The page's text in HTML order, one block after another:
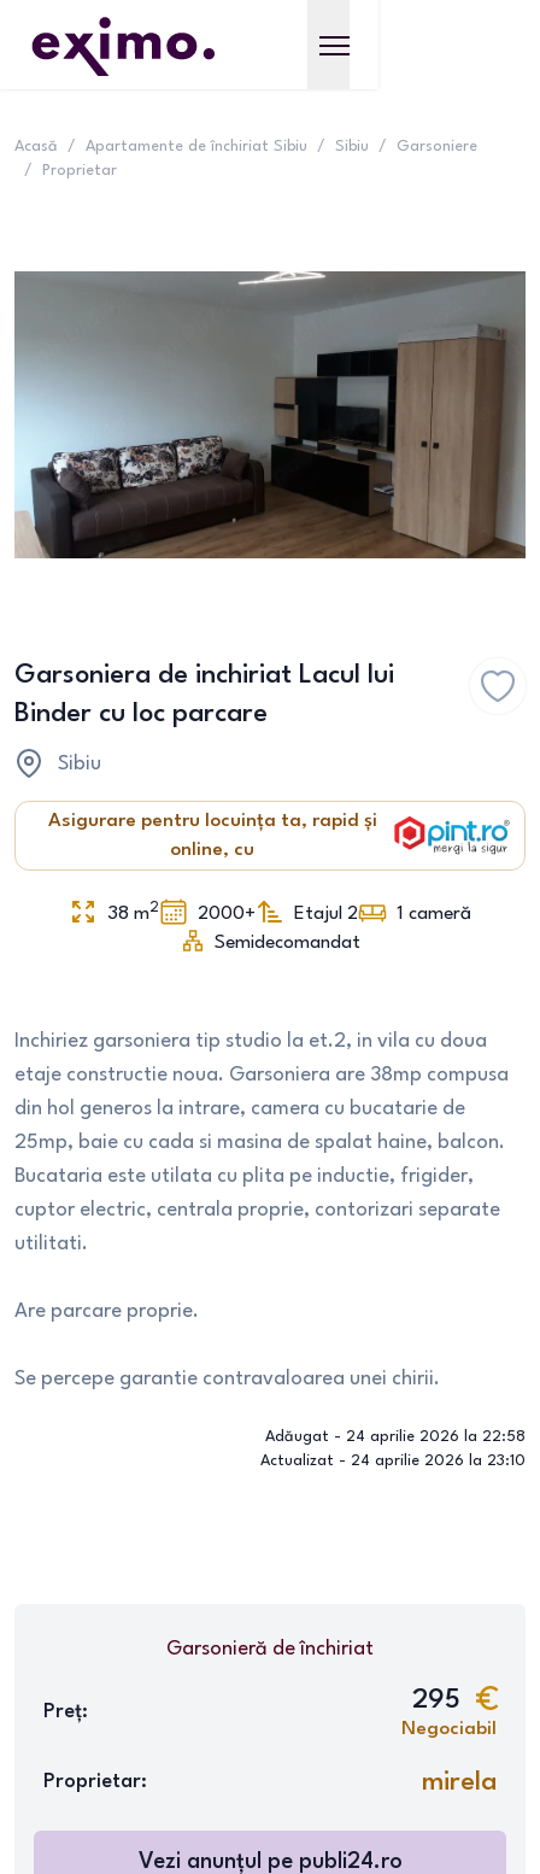
Acasă / Apartamente de închiriat Sibiu / Sibiu /
Garsoniere
/
Proprietar
Garsoniera de inchiriat Lacul lui
Binder cu loc parcare
Sibiu
Asigurare pentru locuința ta, rapid și
online, cu
38 m2 2000+ Etajul 2 1 cameră
Semidecomandat
Inchiriez garsoniera tip studio la et.2, in vila cu doua
etaje constructie noua. Garsoniera are 38mp compusa
din hol generos la intrare, camera cu bucatarie de
25mp, baie cu cada si masina de spalat haine, balcon.
Bucataria este utilata cu plita pe inductie, frigider,
cuptor electric, centrala proprie, contorizari separate
utilitati.
Are parcare proprie.
Se percepe garantie contravaloarea unei chirii.
Adăugat - 24 aprilie 2026 la 22:58
Actualizat - 24 aprilie 2026 la 23:10
Garsonieră de închiriat
Preț: 295
Negociabil
Proprietar: mirela
Vezi anunțul pe publi24.ro